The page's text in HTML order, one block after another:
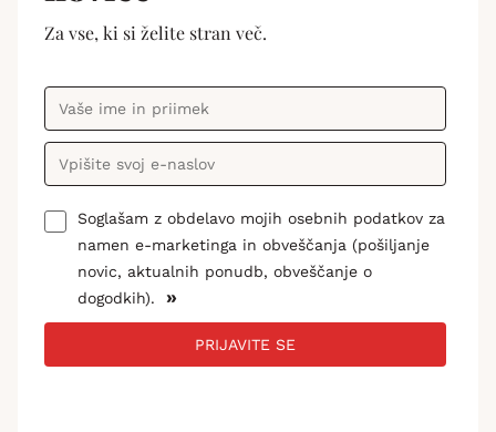
Za vse, ki si želite stran več.
Soglašam z obdelavo mojih osebnih podatkov za
namen e-marketinga in obveščanja (pošiljanje
novic, aktualnih ponudb, obveščanje o
dogodkih).
»
PRIJAVITE SE